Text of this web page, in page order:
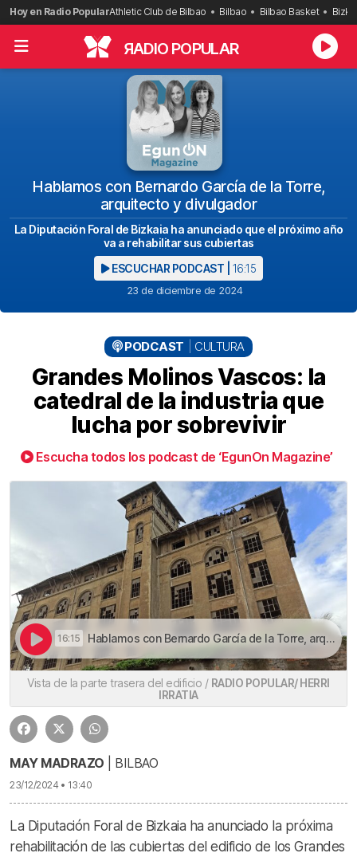
Saltar
al
contenido
Hoy en Radio PopularAthletic Club de Bilbao Bilbao Bilbao Basket
RADIO POPULAR
Hablamos con Bernardo García de la Torre,
arquitecto y divulgador
La Diputación Foral de Bizkaia ha anunciado que el próximo año
va a rehabilitar sus cubiertas
ESCUCHAR PODCAST | 16:15
23 de diciembre de 2024
PODCAST CULTURA
Grandes Molinos Vascos: la
catedral de la industria que
lucha por sobrevivir
Escucha todos los podcast de ‘EgunOn Magazine’
16:15 Hablamos con Bernardo García de la Torre, arquitecto y divulgador | Grandes Molinos Vascos: la catedral de la industria que lucha por sobrevivir
Vista de la parte trasera del edificio / RADIO POPULAR/ HERRI
IRRATIA
MAY MADRAZO | BILBAO
23/12/2024 • 13:40
La Diputación Foral de Bizkaia ha anunciado la próxima
rehabilitación de las cubiertas del edificio de los Grandes